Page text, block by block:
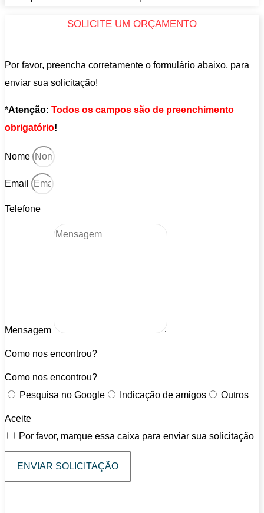
SOLICITE UM ORÇAMENTO
Por favor, preencha corretamente o formulário abaixo, para
enviar sua solicitação!
*Atenção: Todos os campos são de preenchimento
obrigatório!
Nome
Email
Telefone
Mensagem
Como nos encontrou?
Como nos encontrou?
Pesquisa no Google
Indicação de amigos Outros
Aceite
Por favor, marque essa caixa para enviar sua solicitação
ENVIAR SOLICITAÇÃO